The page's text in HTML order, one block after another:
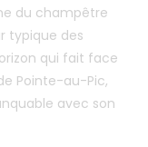
du champêtre
typique des
qui fait face
Pointe-au-Pic,
avec son